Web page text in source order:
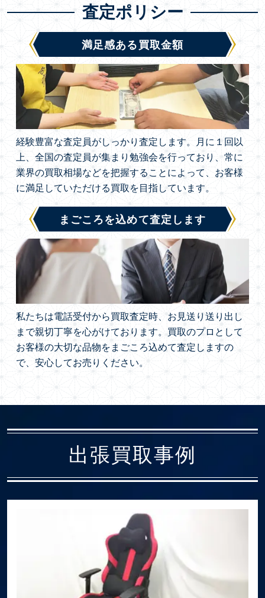
査定ポリシー
満足感ある買取金額
経験豊富な査定員がしっかり査定します。月に１回以
上、全国の査定員が集まり勉強会を行っており、常に
業界の買取相場などを把握することによって、お客様
に満足していただける買取を目指しています。
まごころを込めて査定します
私たちは電話受付から買取査定時、お見送り送り出し
まで親切丁寧を心がけております。買取のプロとして
お客様の大切な品物をまごころ込めて査定しますの
で、安心してお売りください。
出張買取事例